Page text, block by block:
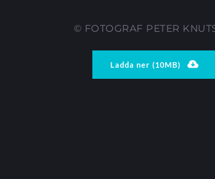
© FOTOGRAF PETER
Ladda ner (10MB)